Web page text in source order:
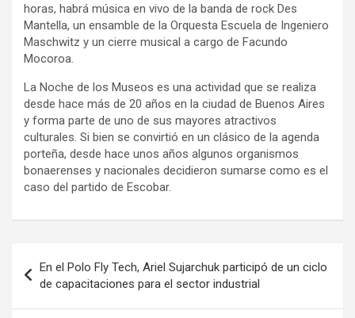
horas, habrá música en vivo de la banda de rock Des
Mantella, un ensamble de la Orquesta Escuela de Ingeniero
Maschwitz y un cierre musical a cargo de Facundo
Mocoroa.
La Noche de los Museos es una actividad que se realiza
desde hace más de 20 años en la ciudad de Buenos Aires
y forma parte de uno de sus mayores atractivos
culturales. Si bien se convirtió en un clásico de la agenda
porteña, desde hace unos años algunos organismos
bonaerenses y nacionales decidieron sumarse como es el
caso del partido de Escobar.
de
entradas
En el Polo Fly Tech, Ariel Sujarchuk participó de un ciclo
de capacitaciones para el sector industrial